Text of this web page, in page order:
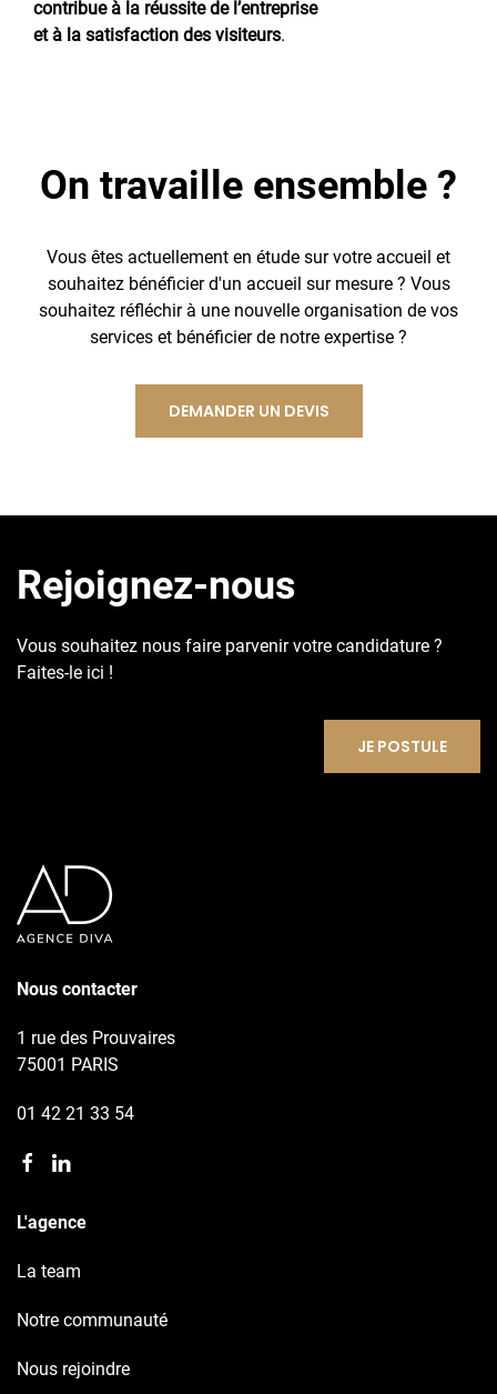
contribue à la réussite de l’entreprise
et à la satisfaction des visiteurs.
On travaille ensemble ?
Vous êtes actuellement en étude sur votre accueil et
souhaitez bénéficier d'un accueil sur mesure ? Vous
souhaitez réfléchir à une nouvelle organisation de vos
services et bénéficier de notre expertise ?
DEMANDER UN DEVIS
Rejoignez-nous
Vous souhaitez nous faire parvenir votre candidature ?
Faites-le ici !
JE POSTULE
Nous contacter
1 rue des Prouvaires
75001 PARIS
01 42 21 33 54
L'agence
La team
Notre communauté
Nous rejoindre